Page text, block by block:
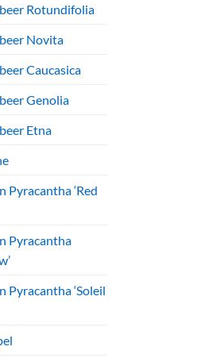
Rotundifolia
Novita
Caucasica
Genolia
Etna
Pyracantha ‘Red
Pyracantha
Pyracantha ‘Soleil